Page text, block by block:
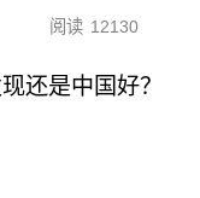
阅读 12130
还是中国好？